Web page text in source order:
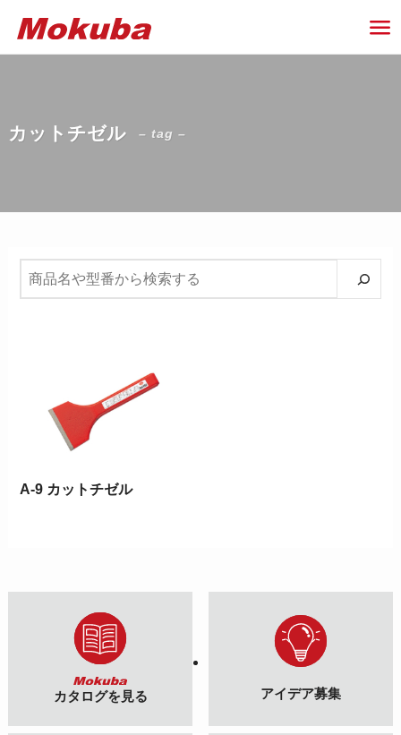
カットチゼル – tag –
A-9 カットチゼル
カタログを見る アイデア募集